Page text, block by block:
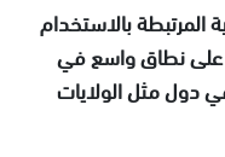
بالاستخدام
على نطاق واسع في
دول مثل الولايات